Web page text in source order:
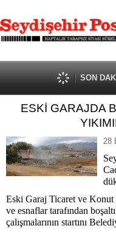
SON
ESKİ GARAJDA
28
Eski Garaj Ticaret ve Konut
ve esnaflar tarafından
çalışmalarının startını